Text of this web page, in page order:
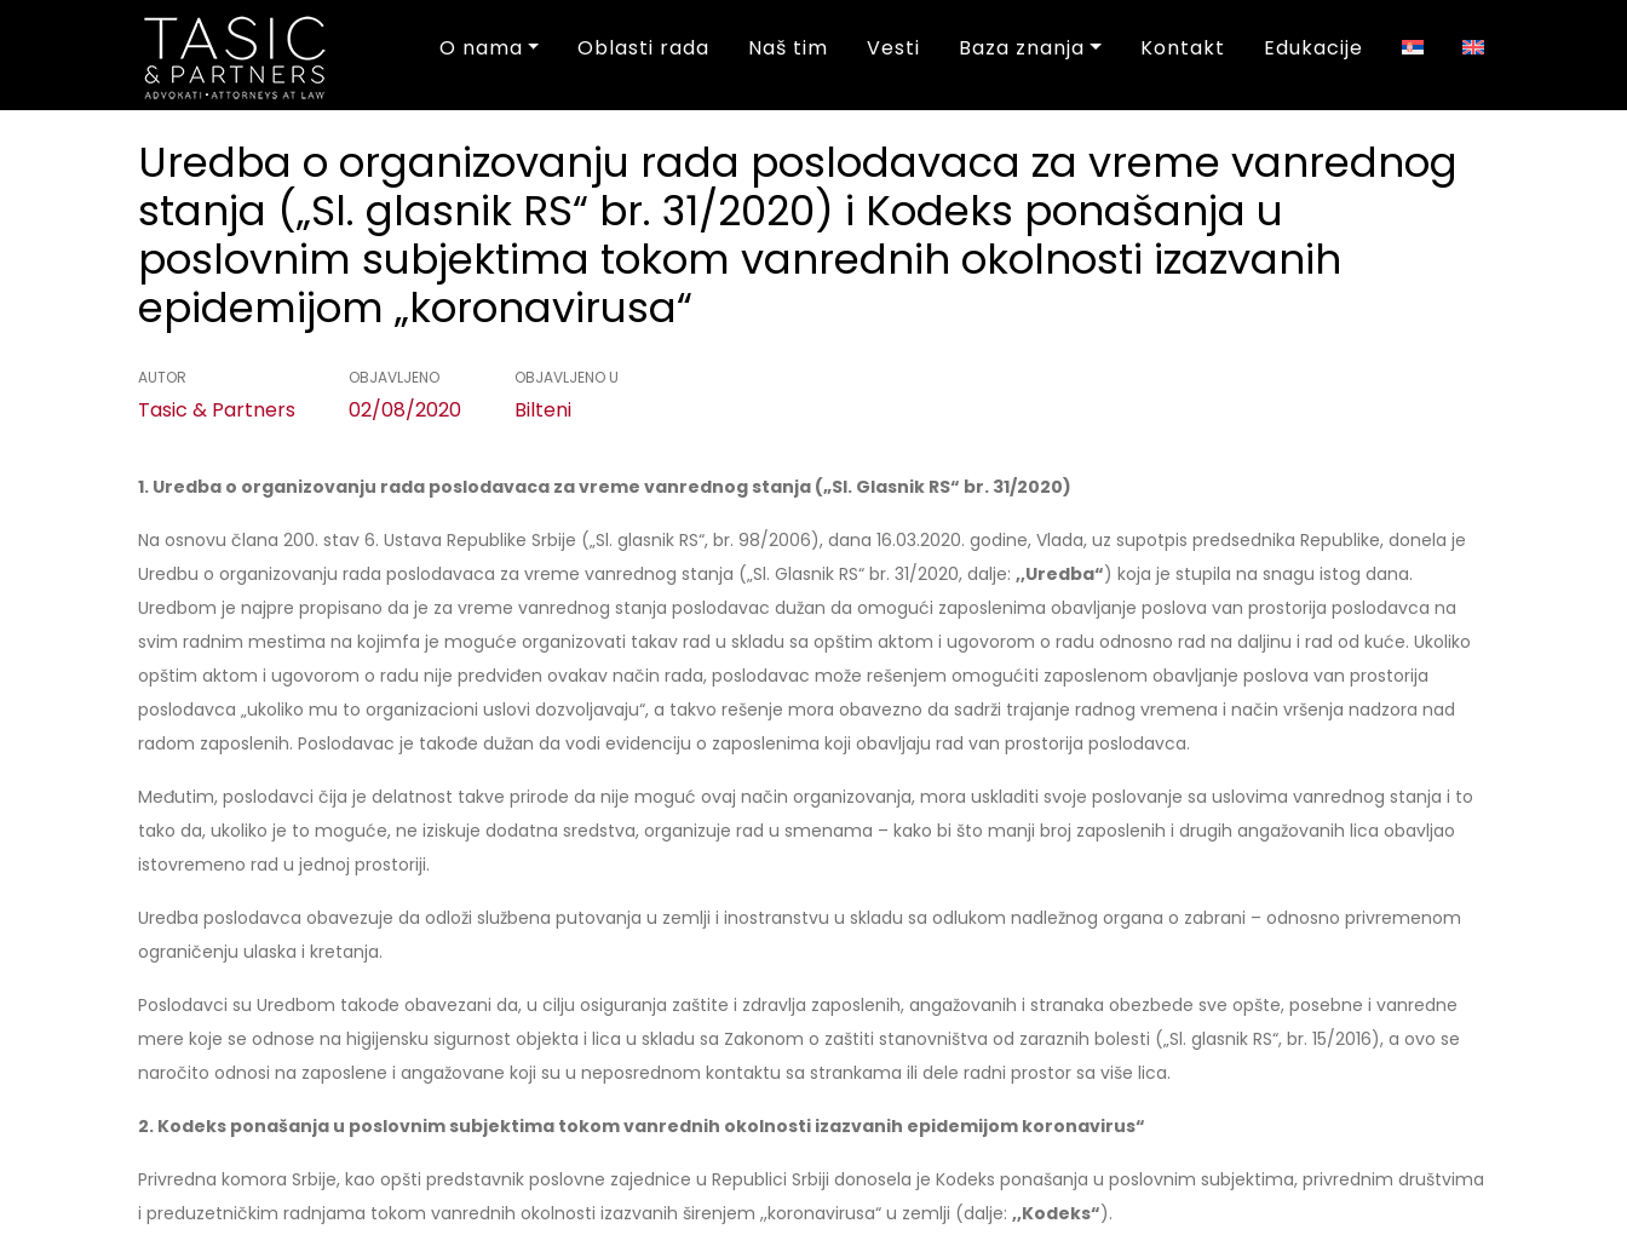
O nama Oblasti rada Naš tim Vesti Baza znanja Kontakt Edukacije
Uredba o organizovanju rada poslodavaca za vreme vanrednog
stanja („Sl. glasnik RS“ br. 31/2020) i Kodeks ponašanja u
poslovnim subjektima tokom vanrednih okolnosti izazvanih
epidemijom „koronavirusa“
AUTOR
Tasic & Partners
OBJAVLJENO
02/08/2020
OBJAVLJENO U
Bilteni
1. Uredba o organizovanju rada poslodavaca za vreme vanrednog stanja („Sl. Glasnik RS“ br. 31/2020)
Na osnovu člana 200. stav 6. Ustava Republike Srbije („Sl. glasnik RS“, br. 98/2006), dana 16.03.2020. godine, Vlada, uz supotpis predsednika Republike, donela je
Uredbu o organizovanju rada poslodavaca za vreme vanrednog stanja („Sl. Glasnik RS“ br. 31/2020, dalje: ,,Uredba“) koja je stupila na snagu istog dana.
Uredbom je najpre propisano da je za vreme vanrednog stanja poslodavac dužan da omogući zaposlenima obavljanje poslova van prostorija poslodavca na
svim radnim mestima na kojimfa je moguće organizovati takav rad u skladu sa opštim aktom i ugovorom o radu odnosno rad na daljinu i rad od kuće. Ukoliko
opštim aktom i ugovorom o radu nije predviđen ovakav način rada, poslodavac može rešenjem omogućiti zaposlenom obavljanje poslova van prostorija
poslodavca „ukoliko mu to organizacioni uslovi dozvoljavaju“, a takvo rešenje mora obavezno da sadrži trajanje radnog vremena i način vršenja nadzora nad
radom zaposlenih. Poslodavac je takođe dužan da vodi evidenciju o zaposlenima koji obavljaju rad van prostorija poslodavca.
Međutim, poslodavci čija je delatnost takve prirode da nije moguć ovaj način organizovanja, mora uskladiti svoje poslovanje sa uslovima vanrednog stanja i to
tako da, ukoliko je to moguće, ne iziskuje dodatna sredstva, organizuje rad u smenama – kako bi što manji broj zaposlenih i drugih angažovanih lica obavljao
istovremeno rad u jednoj prostoriji.
Uredba poslodavca obavezuje da odloži službena putovanja u zemlji i inostranstvu u skladu sa odlukom nadležnog organa o zabrani – odnosno privremenom
ograničenju ulaska i kretanja.
Poslodavci su Uredbom takođe obavezani da, u cilju osiguranja zaštite i zdravlja zaposlenih, angažovanih i stranaka obezbede sve opšte, posebne i vanredne
mere koje se odnose na higijensku sigurnost objekta i lica u skladu sa Zakonom o zaštiti stanovništva od zaraznih bolesti („Sl. glasnik RS“, br. 15/2016), a ovo se
naročito odnosi na zaposlene i angažovane koji su u neposrednom kontaktu sa strankama ili dele radni prostor sa više lica.
2. Kodeks ponašanja u poslovnim subjektima tokom vanrednih okolnosti izazvanih epidemijom koronavirus“
Privredna komora Srbije, kao opšti predstavnik poslovne zajednice u Republici Srbiji donosela je Kodeks ponašanja u poslovnim subjektima, privrednim društvima
i preduzetničkim radnjama tokom vanrednih okolnosti izazvanih širenjem ,,koronavirusa“ u zemlji (dalje: ,,Kodeks“).